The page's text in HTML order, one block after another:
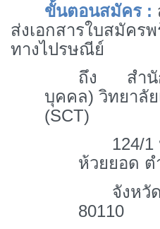
ขั้นตอนสมัคร :
ส่งเอกสารใบสมัคร
ทางไปรษณีย์
ถึง สำนัก
บุคคล) วิทยาลั
(SCT)
124/1
ห้วยยอด ต
จังหวั
80110